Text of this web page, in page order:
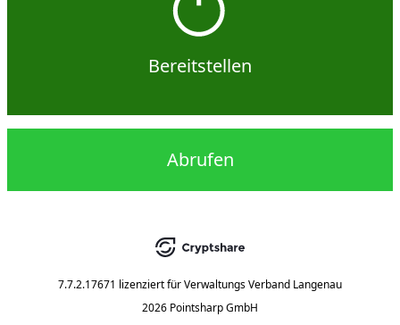
Bereitstellen
Abrufen
7.7.2.17671 lizenziert fürVerwaltungs Verband Langenau
2026 Pointsharp GmbH